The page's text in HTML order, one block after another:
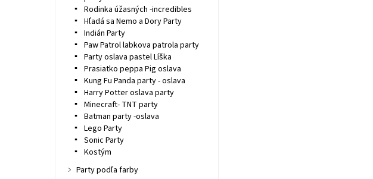
Rodinka úžasných -incredibles
Hľadá sa Nemo a Dory Party
Indián Party
Paw Patrol labkova patrola party
Party oslava pastel Líška
Prasiatko peppa Pig oslava
Kung Fu Panda party - oslava
Harry Potter oslava party
Minecraft- TNT party
Batman party -oslava
Lego Party
Sonic Party
Kostým
Party podľa farby